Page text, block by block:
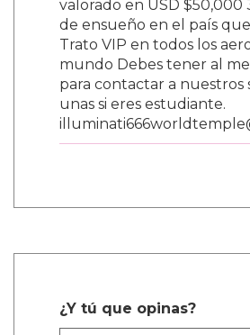
valorado en USD $50,000
de ensueño en el país que
Trato VIP en todos los
mundo Debes tener al
para contactar a nuestros
unas si eres estudiante.
¿Y tú que opinas?